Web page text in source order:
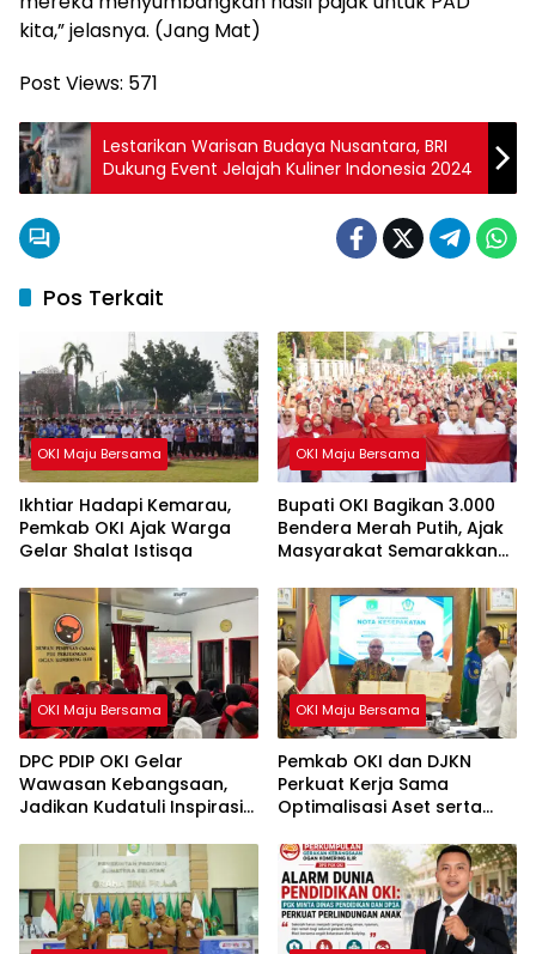
kita,” jelasnya. (Jang Mat)
Post Views: 571
Lestarikan Warisan Budaya Nusantara, BRI
Dukung Event Jelajah Kuliner Indonesia 2024
Pos Terkait
OKI Maju Bersama
Ikhtiar Hadapi Kemarau,
Pemkab OKI Ajak Warga
Gelar Shalat Istisqa
OKI Maju Bersama
Bupati OKI Bagikan 3.000
Bendera Merah Putih, Ajak
Masyarakat Semarakkan
OKI Maju Bersama
DPC PDIP OKI Gelar
Wawasan Kebangsaan,
Jadikan Kudatuli Inspirasi
OKI Maju Bersama
Pemkab OKI dan DJKN
Perkuat Kerja Sama
Optimalisasi Aset serta